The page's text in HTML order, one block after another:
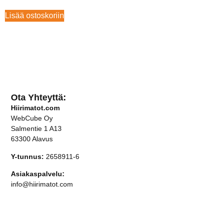
Lisää ostoskoriin
Ota Yhteyttä:
Hiirimatot.com
WebCube Oy
Salmentie 1 A13
63300 Alavus
Y-tunnus: 2658911-6
Asiakaspalvelu:
info@hiirimatot.com